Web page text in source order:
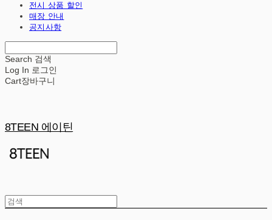
전시 상품 할인
매장 안내
공지사항
Search 검색
Log In 로그인
Cart장바구니
8TEEN 에이틴